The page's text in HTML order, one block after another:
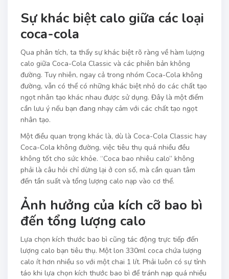
Sự khác biệt calo giữa các loại
coca-cola
Qua phân tích, ta thấy sự khác biệt rõ ràng về hàm lượng
calo giữa Coca-Cola Classic và các phiên bản không
đường. Tuy nhiên, ngay cả trong nhóm Coca-Cola không
đường, vẫn có thể có những khác biệt nhỏ do các chất tạo
ngọt nhân tạo khác nhau được sử dụng. Đây là một điểm
cần lưu ý nếu bạn đang nhạy cảm với các chất tạo ngọt
nhân tạo.
Một điều quan trọng khác là, dù là Coca-Cola Classic hay
Coca-Cola không đường, việc tiêu thụ quá nhiều đều
không tốt cho sức khỏe. “Coca bao nhiêu calo” không
phải là câu hỏi chỉ dừng lại ở con số, mà cần quan tâm
đến tần suất và tổng lượng calo nạp vào cơ thể.
Ảnh hưởng của kích cỡ bao bì
đến tổng lượng calo
Lựa chọn kích thước bao bì cũng tác động trực tiếp đến
lượng calo bạn tiêu thụ. Một lon 330ml coca chứa lượng
calo ít hơn nhiều so với một chai 1 lít. Phải luôn có sự tỉnh
táo khi lựa chọn kích thước bao bì để tránh nạp quá nhiều